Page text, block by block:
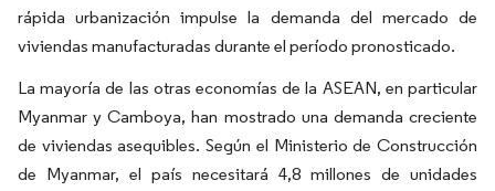
rápida urbanización impulse la demanda del mercado de
viviendas manufacturadas durante el período pronosticado.
La mayoría de las otras economías de la ASEAN, en particular
Myanmar y Camboya, han mostrado una demanda creciente
de viviendas asequibles. Según el Ministerio de Construcción
de Myanmar, el país necesitará 4,8 millones de unidades